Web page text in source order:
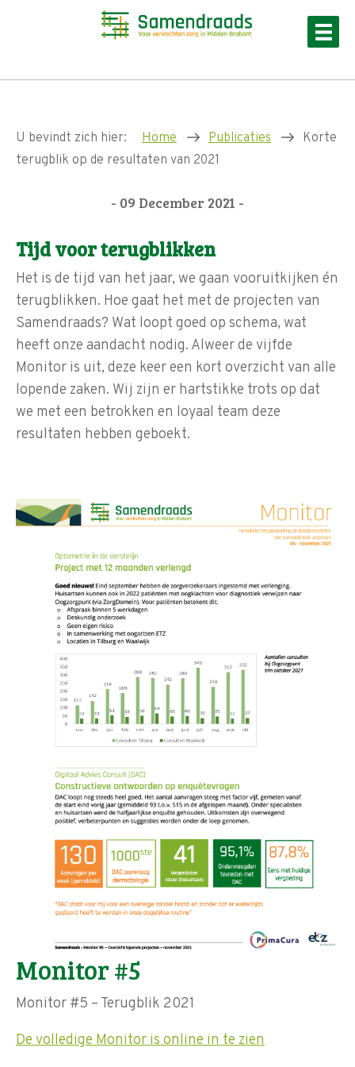
U bevindt zich hier: Home Publicaties
Korte
terugblik op de resultaten van 2021
- 09 December 2021 -
Tijd voor terugblikken
Het is de tijd van het jaar, we gaan vooruitkijken én
terugblikken. Hoe gaat het met de projecten van
Samendraads? Wat loopt goed op schema, wat
heeft onze aandacht nodig. Alweer de vijfde
Monitor is uit, deze keer een kort overzicht van alle
lopende zaken. Wij zijn er hartstikke trots op dat
we met een betrokken en loyaal team deze
resultaten hebben geboekt.
Monitor #5
Monitor #5 – Terugblik 2021
De volledige Monitor is online in te zien